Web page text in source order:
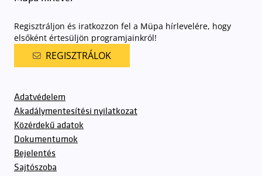
Regisztráljon és iratkozzon fel a Müpa hírlevelére, hogy
elsőként értesüljön programjainkról!
REGISZTRÁLOK
Adatvédelem
Akadálymentesítési nyilatkozat
Közérdekű adatok
Dokumentumok
Bejelentés
Sajtószoba